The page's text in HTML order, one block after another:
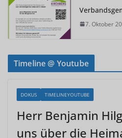
7. Oktober
Timeline @ Youtube
DOKUS TIMELINEYOUTUBE
Herr Benjamin
uns über die